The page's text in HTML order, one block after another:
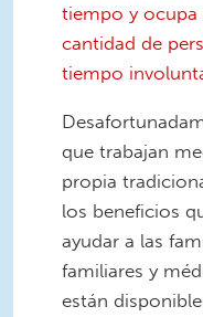
tiempo y ocupa
cantidad de
tiempo
que trabajan
propia
los beneficios
ayudar a las
familiares y
están